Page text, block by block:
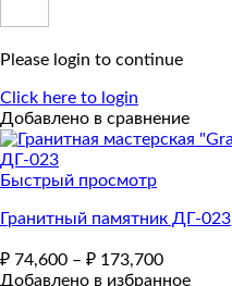
Please login to continue
Click here to login
Добавлено в сравнение
Быстрый просмотр
Гранитный памятник ДГ-023
₽ 74,600 – ₽ 173,700
Добавлено в избранное